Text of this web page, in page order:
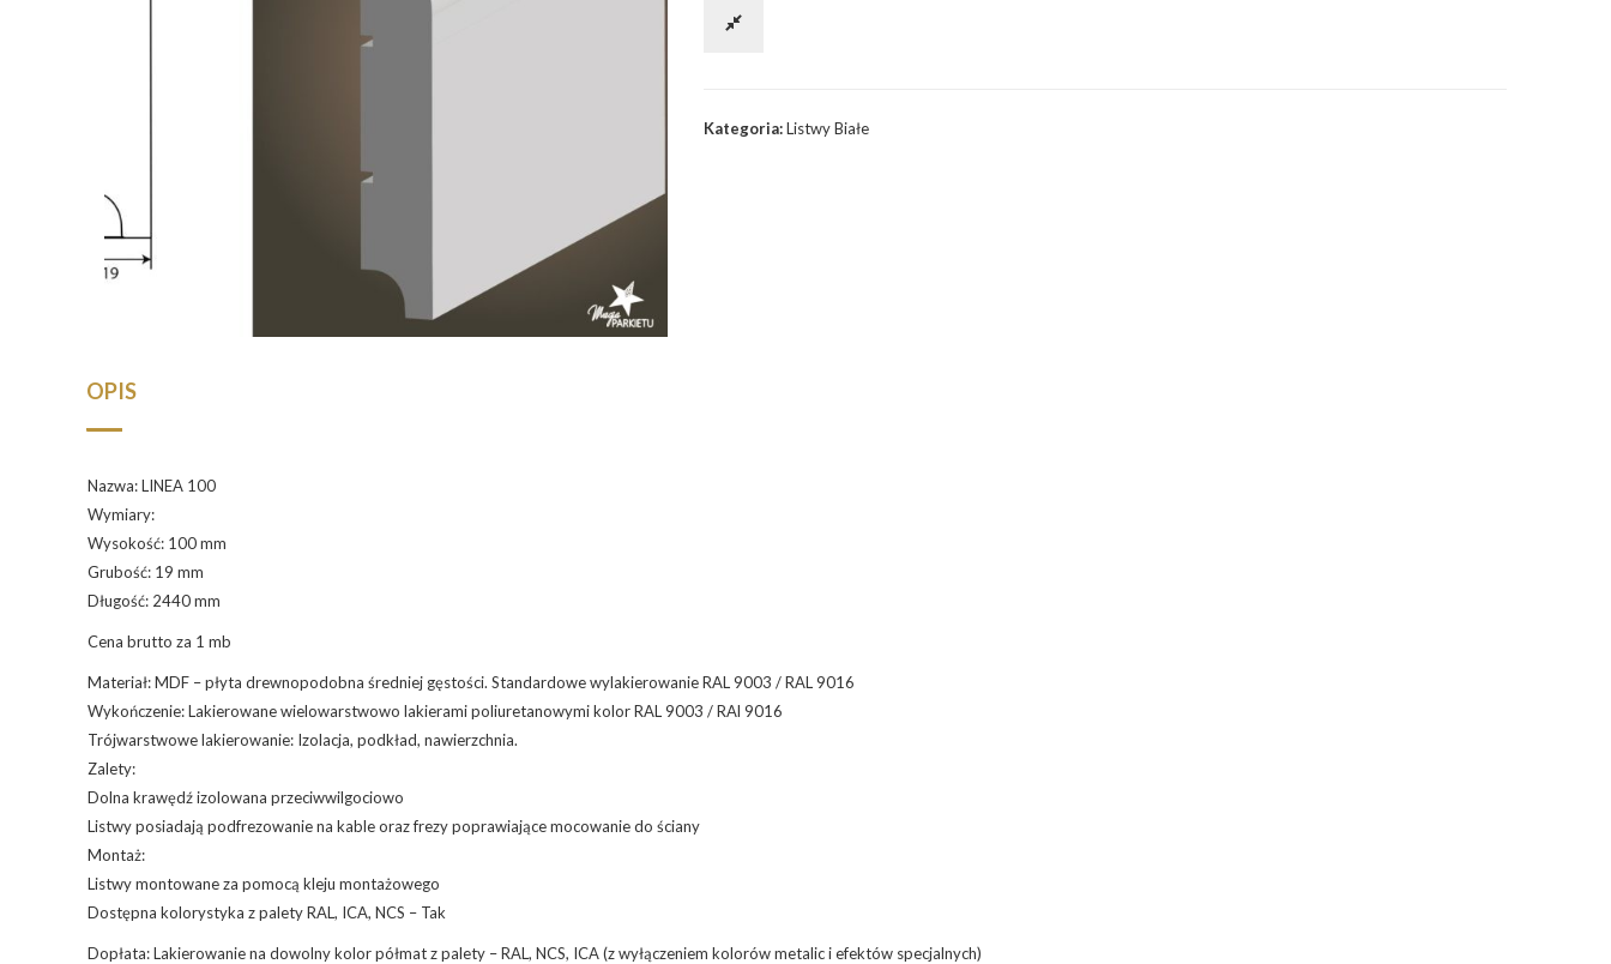
MDF
Kategoria:Listwy Białe
OPIS
Nazwa: LINEA 100
Wymiary:
Wysokość: 100 mm
Grubość: 19 mm
Długość: 2440 mm
Cena brutto za 1 mb
Materiał: MDF – płyta drewnopodobna średniej gęstości. Standardowe wylakierowanie RAL 9003 / RAL 9016
Wykończenie: Lakierowane wielowarstwowo lakierami poliuretanowymi kolor RAL 9003 / RAl 9016
Trójwarstwowe lakierowanie: Izolacja, podkład, nawierzchnia.
Zalety:
Dolna krawędź izolowana przeciwwilgociowo
Listwy posiadają podfrezowanie na kable oraz frezy poprawiające mocowanie do ściany
Montaż:
Listwy montowane za pomocą kleju montażowego
Dostępna kolorystyka z palety RAL, ICA, NCS – Tak
Dopłata: Lakierowanie na dowolny kolor półmat z palety – RAL, NCS, ICA (z wyłączeniem kolorów metalic i efektów specjalnych)